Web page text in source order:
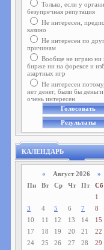
Только, если у
безупречная репутация
Не интересен,
казино
Не интересен по
причинам
Вообще не играю ни
бирже ни на форексе и
азартных игр
Не интересен
нет денег, были бы
очень интересен
КАЛЕНДАРЬ
« Август 2026 »
Пн
Вт Ср Чт Пт Сб
1
3
4 5 6 7 8
10
11 12 13 14 15
17
18 19 20 21 22
24
25 26 27 28 29